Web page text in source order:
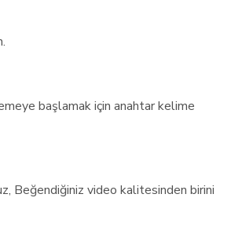
başlamak için anahtar kelime
Beğendiğiniz video kalitesinden birini